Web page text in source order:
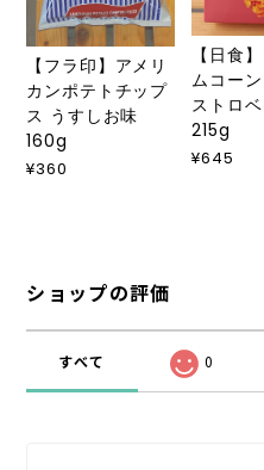
【フラ印】アメリ
カンポテトチップ
ス うすしお味
160g
¥360
【日食
ムコー
ストロ
215g
¥645
ショップの評価
すべて 0